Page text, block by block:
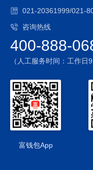
满200人或者基金资产净
的风险。
3、资产支持证券投资风
本基金可投资资产支持
4、国债期货投资风险
国债期货的投资可能面
5、信用衍生品投资风险
为对冲信用风险，本基
的投资可能面临流动性
6、本基金可以投资于
021-20361999/021-
咨询热线
400-888-
（人工服务时间：工作日
富钱包App